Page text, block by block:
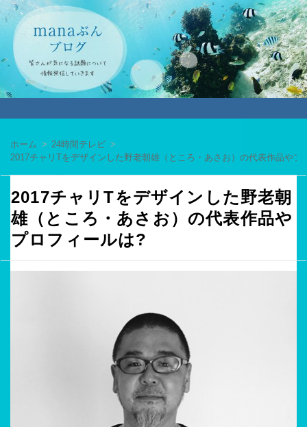
ホーム
24時間テレビ
2017チャリTをデザインした野老朝雄（ところ・あさお）の代表作品やプ
2017チャリTをデザインした野老朝
雄（ところ・あさお）の代表作品や
プロフィールは?